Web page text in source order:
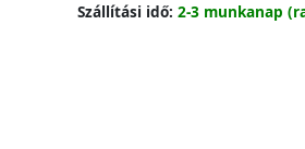
Szállítási idő: 2-3 munkanap